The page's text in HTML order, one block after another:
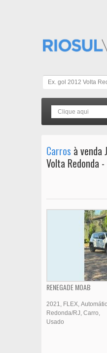
Carros à venda
Volta Redonda -
RENEGADE MOAB
2021 FLEX
Redonda/RJ Carro
Usado